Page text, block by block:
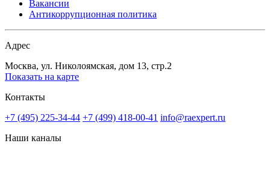
Вакансии
Антикоррупционная политика
Адрес
Москва, ул. Николоямская, дом 13, стр.2
Показать на карте
Контакты
+7 (495) 225-34-44 +7 (499) 418-00-41 info@raexpert.ru
Наши каналы